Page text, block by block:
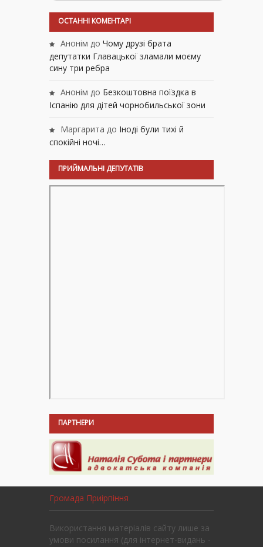
ОСТАННІ КОМЕНТАРІ
Анонім до Чому друзі брата
депутатки Главацької зламали моєму
сину три ребра
Анонім до Безкоштовна поїздка в
Іспанію для дітей чорнобильської зони
Маргарита до Іноді були тихі й
спокійні ночі…
ПРИЙМАЛЬНІ ДЕПУТАТІВ
ПАРТНЕРИ
Громада Приірпіння
Використання матеріалів сайту лише за
умови посилання (для інтернет-видань -